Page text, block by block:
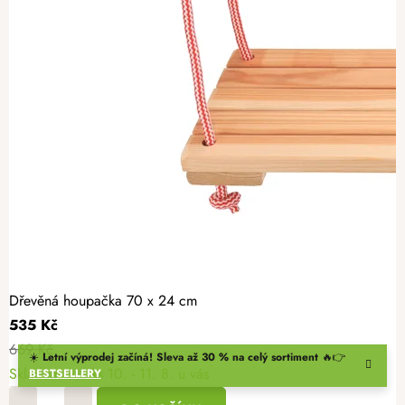
☀️ Letní výprodej začíná! Sleva až 30 % na celý sortiment 🔥👉
BESTSELLERY
Dřevěná houpačka 70 x 24 cm
535 Kč
669 Kč
Skladem> 5 ks